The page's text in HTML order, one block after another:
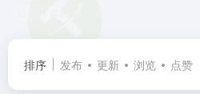
排序 发布 更新 浏览 点赞